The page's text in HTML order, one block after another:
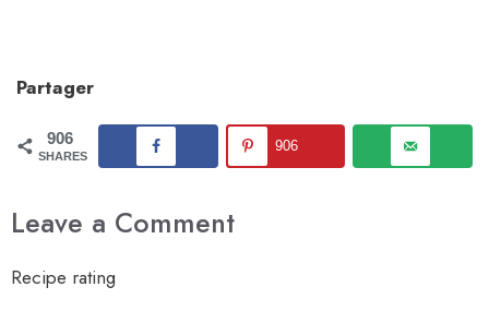
Partager
906
SHARES
906
Leave a Comment
Recipe rating